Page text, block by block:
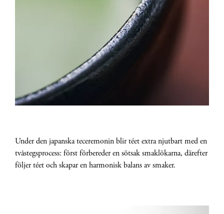
Under den japanska teceremonin blir téet extra njutbart med en
tvåstegsprocess: först förbereder en sötsak smaklökarna, därefter
följer téet och skapar en harmonisk balans av smaker.